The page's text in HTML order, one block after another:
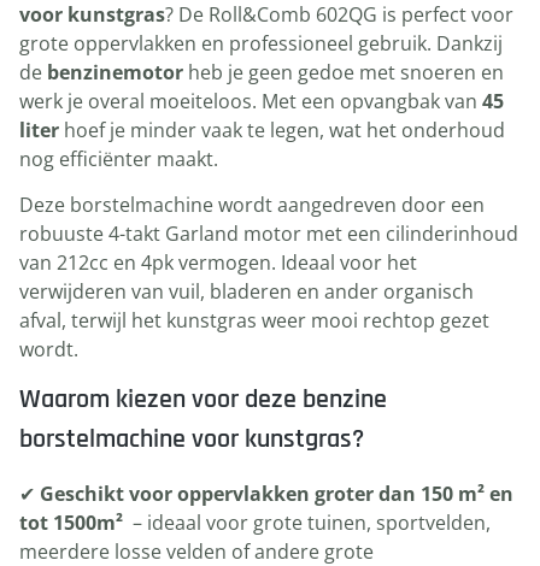
voor kunstgras? De Roll&Comb 602QG is perfect voor
grote oppervlakken en professioneel gebruik. Dankzij
de benzinemotor heb je geen gedoe met snoeren en
werk je overal moeiteloos. Met een opvangbak van 45
liter hoef je minder vaak te legen, wat het onderhoud
nog efficiënter maakt.
Deze borstelmachine wordt aangedreven door een
robuuste 4-takt Garland motor met een cilinderinhoud
van 212cc en 4pk vermogen. Ideaal voor het
verwijderen van vuil, bladeren en ander organisch
afval, terwijl het kunstgras weer mooi rechtop gezet
wordt.
Waarom kiezen voor deze benzine
borstelmachine voor kunstgras?
✔ Geschikt voor oppervlakken groter dan 150 m² en
tot 1500m² – ideaal voor grote tuinen, sportvelden,
meerdere losse velden of andere grote